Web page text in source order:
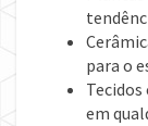
para o
em